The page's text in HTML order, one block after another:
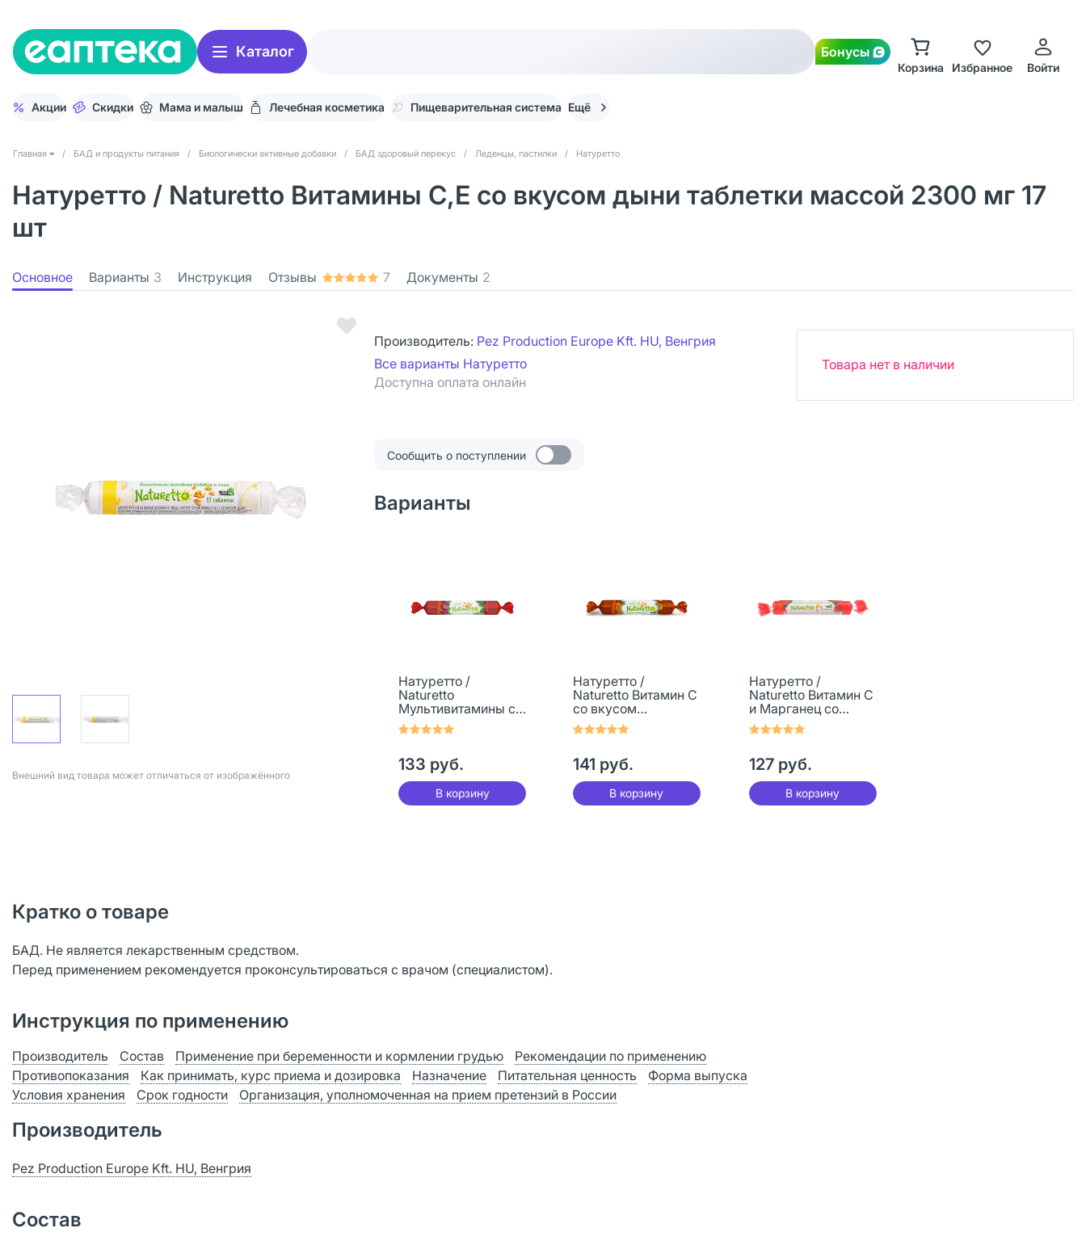
Каталог Бонусы
Корзина Избранное Войти
Акции Скидки Мама и малыш Лечебная косметика Пищеварительная система Ещё
Главная / БАД и продукты питания / Биологически активные добавки / БАД здоровый перекус / Леденцы, пастилки / Натуретто
Натуретто / Naturetto Витамины C,Е со вкусом дыни таблетки массой 2300 мг 17
шт
Основное Варианты 3 Инструкция Отзывы 7 Документы 2
Bнешний вид товара может отличаться от изображённого
Производитель: Pez Production Europe Kft. HU, Венгрия
Все варианты Натуретто
Доступна оплата онлайн
Товара нет в наличии
Сообщить о поступлении
Варианты
Натуретто /
Naturetto
Мультивитамины со
вкусом малины
таблетки массой
133 руб.
В корзину
Натуретто /
Naturetto Витамин С
со вкусом
апельсина таблетки
массой 2300 мг 17
141 руб.
В корзину
Натуретто /
Naturetto Витамин С
и Марганец со
вкусом клубники
таблетки массой
127 руб.
В корзину
Кратко о товаре
БАД. Не является лекарственным средством.
Перед применением рекомендуется проконсультироваться с врачом (специалистом).
Инструкция по применению
Производитель Состав Применение при беременности и кормлении грудью
Рекомендации по применению
Противопоказания
Как принимать, курс приема и дозировка Назначение Питательная ценность
Форма выпуска
Условия хранения
Срок годности Организация, уполномоченная на прием претензий в России
Производитель
Pez Production Europe Kft. HU, Венгрия
Состав